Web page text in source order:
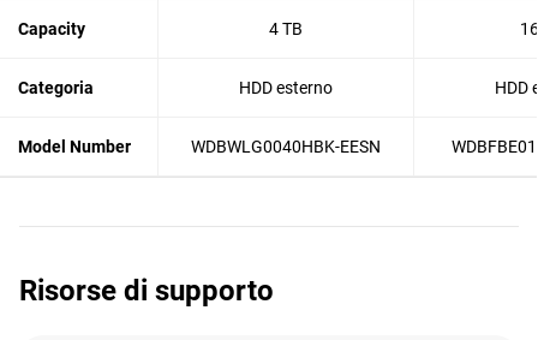
Capacity 4 TB
Categoria HDD esterno HDD
Model Number WDBWLG0040HBK-EESN
Risorse di supporto